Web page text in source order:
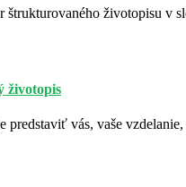
štrukturovaného životopisu v
životopis
predstaviť vás, vaše